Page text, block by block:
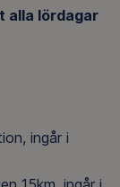
alla lördagar
ingår i